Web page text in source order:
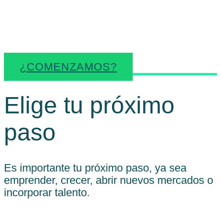
¿COMENZAMOS?
Elige tu próximo
paso
Es importante tu próximo paso, ya sea
emprender, crecer, abrir nuevos mercados o
incorporar talento.